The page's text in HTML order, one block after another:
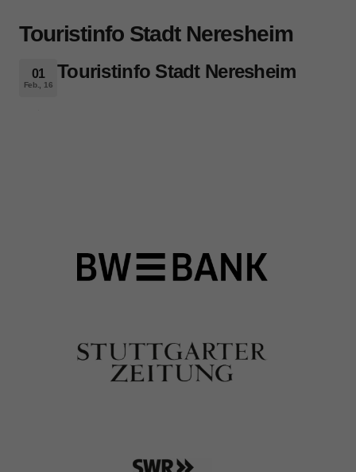
Touristinfo Stadt Neresheim
01
Feb., 16
Touristinfo Stadt Neresheim